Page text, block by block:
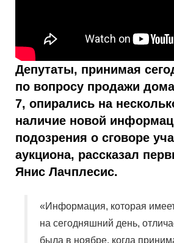
Депутаты, принимая
по вопросу продажи
7, опирались на
наличие новой
подозрения о сговоре
аукциона, рассказал
Янис Лачплесис.
«Информация, которая
на сегодняшний день,
была в ноябре, когда